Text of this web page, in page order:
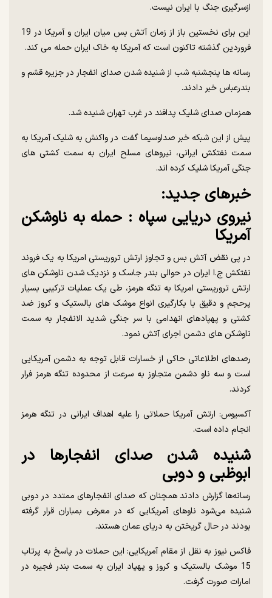
ازسرگیری جنگ با ایران نیست.
این برای نخستین باز از زمان آتش بس میان ایران و آمریکا در 19
فروردین گذشته تاکنون است که آمریکا به خاک ایران حمله می کند.
رسانه ها پنجشنبه شب از شنیده شدن صدای انفجار در جزیره قشم و
بندرعباس خبر دادند.
همزمان صدای شلیک پدافند در غرب تهران شنیده شد.
پیش از این شبکه خبر صداوسیما گفت در واکنش به شلیک آمریکا به
سمت نفتکش ایرانی، نیروهای مسلح ایران به سمت کشتی های
جنگی آمریکا شلیک کرده اند.
خبرهای جدید:
نیروی دریایی سپاه : حمله به ناوشکن
آمریکا
در پی نقض آتش بس و تجاوز ارتش تروریستی امریکا به یک فروند
نفتکش ج.ا ایران در حوالی بندر جاسک و نزدیک شدن ناوشکن های
ارتش تروریستی امریکا به تنگه هرمز، طی یک عملیات ترکیبی بسیار
پرحجم و دقیق با بکارگیری انواع موشک های بالستیک و کروز ضد
کشتی و پهپادهای انهدامی با سر جنگی شدید الانفجار به سمت
ناوشکن های دشمن اجرای آتش نمود.
رصدهای اطلاعاتی حاکی از خسارات قابل توجه به دشمن آمریکایی
است و سه ناو دشمن متجاوز به سرعت از محدوده تنگه هرمز فرار
کردند.
آکسیوس: ارتش آمریکا حملاتی را علیه اهداف ایرانی در تنگه هرمز
انجام داده است.
شنیده شدن صدای انفجارها در
ابوظبی و دوبی
رسانه‌ها گزارش دادند همچنان که صدای انفجارهای ممتدد در دوبی
شنیده می‌شود ناوهای آمریکایی که در معرض بمباران قرار گرفته
بودند در حال گریختن به دریای عمان هستند.
فاکس نیوز به نقل از مقام آمریکایی: این حملات در پاسخ به پرتاب
15 موشک بالستیک و کروز و پهپاد ایران به سمت بندر فجیره در
امارات صورت گرفت.